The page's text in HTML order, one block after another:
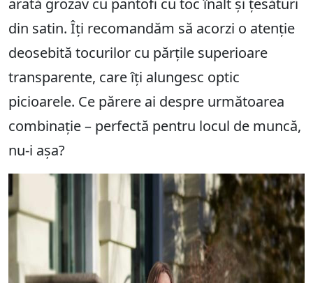
arată grozav cu pantofi cu toc înalt și țesături
din satin. Îți recomandăm să acorzi o atenție
deosebită tocurilor cu părțile superioare
transparente, care îți alungesc optic
picioarele. Ce părere ai despre următoarea
combinație – perfectă pentru locul de muncă,
nu-i așa?